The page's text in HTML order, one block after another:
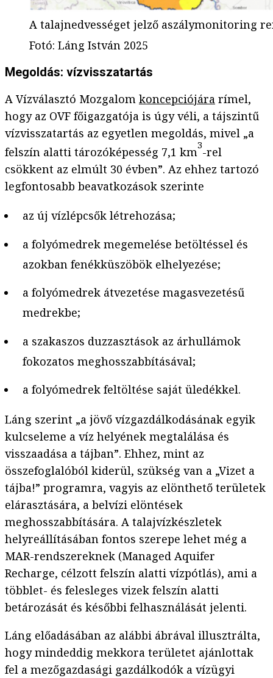
A talajnedvességet jelző aszálymonitoring
Fotó: Láng István 2025
Megoldás: vízvisszatartás
A Vízválasztó Mozgalom koncepciójára rímel,
hogy az OVF főigazgatója is úgy véli, a tájszintű
vízvisszatartás az egyetlen megoldás, mivel „a
felszín alatti tározóképesség 7,1 km3-rel
csökkent az elmúlt 30 évben”. Az ehhez tartozó
legfontosabb beavatkozások szerinte
az új vízlépcsők létrehozása;
a folyómedrek megemelése betöltéssel és
azokban fenékküszöbök elhelyezése;
a folyómedrek átvezetése magasvezetésű
medrekbe;
a szakaszos duzzasztások az árhullámok
fokozatos meghosszabbításával;
a folyómedrek feltöltése saját üledékkel.
Láng szerint „a jövő vízgazdálkodásának egyik
kulcseleme a víz helyének megtalálása és
visszaadása a tájban”. Ehhez, mint az
összefoglalóból kiderül, szükség van a „Vizet a
tájba!” programra, vagyis az elönthető területek
elárasztására, a belvízi elöntések
meghosszabbítására. A talajvízkészletek
helyreállításában fontos szerepe lehet még a
MAR-rendszereknek (Managed Aquifer
Recharge, célzott felszín alatti vízpótlás), ami a
többlet- és felesleges vizek felszín alatti
betározását és későbbi felhasználását jelenti.
Láng előadásában az alábbi ábrával illusztrálta,
hogy mindeddig mekkora területet ajánlottak
fel a mezőgazdasági gazdálkodók a vízügyi